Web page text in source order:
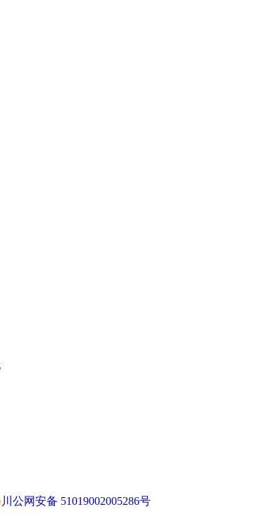
川公网安备 51019002005286号